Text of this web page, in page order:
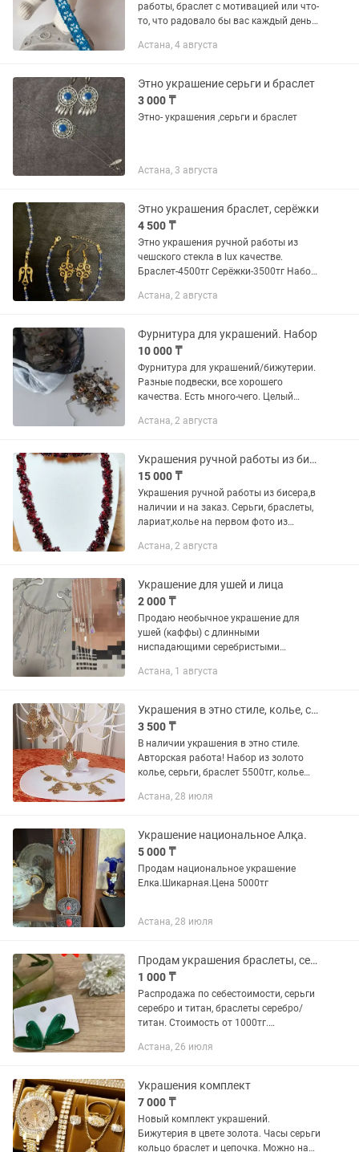
работы, браслет с мотивацией или что-
то, что радовало бы вас каждый день?
что нужно! Они не мешают на руке и в
Астана, 4 августа
Этно украшение серьги и браслет
3 000 ₸
Этно- украшения ,серьги и браслет
Астана, 3 августа
Этно украшения браслет, серёжки
4 500 ₸
Этно украшения ручной работы из
чешского стекла в lux качестве.
Браслет-4500тг Серёжки-3500тг Набор
Астана, 2 августа
Фурнитура для украшений. Набор
10 000 ₸
Фурнитура для украшений/бижутерии.
Разные подвески, все хорошего
качества. Есть много-чего. Целый
начинающего мастера.Отдам за 10.000
Астана, 2 августа
Украшения ручной работы из бисера на заказСерьги, браслеты, лариат,колье
15 000 ₸
Украшения ручной работы из бисера,в
наличии и на заказ. Серьги, браслеты,
лариат,колье на первом фото из
бисера 35000тг. Бисер чешский и
Астана, 2 августа
Украшение для ушей и лица
2 000 ₸
Продаю необычное украшение для
ушей (каффы) с длинными
ниспадающими серебристыми
кристаллами-каплями. Цена — 2000 тг.
Нахожусь в г. Астана....
Астана, 1 августа
Украшения в этно стиле, колье, серьги, браслет
3 500 ₸
В наличии украшения в этно стиле.
Авторская работа! Набор из золото
колье, серьги, браслет 5500тг, колье
Фото не передаёт всю красоту
Астана, 28 июля
Украшение национальное Алқа.
5 000 ₸
Продам национальное украшение
Елка.Шикарная.Цена 5000тг
Астана, 28 июля
Продам украшения браслеты, серьги
1 000 ₸
Распродажа по себестоимости, серьги
серебро и титан, браслеты серебро/
титан. Стоимость от 1000тг.
написать. Украшения остались всё по
Астана, 26 июля
Украшения комплект
7 000 ₸
Новый комплект украшений.
Бижутерия в цвете золота. Часы серьги
кольцо браслет и цепочка. Можно на